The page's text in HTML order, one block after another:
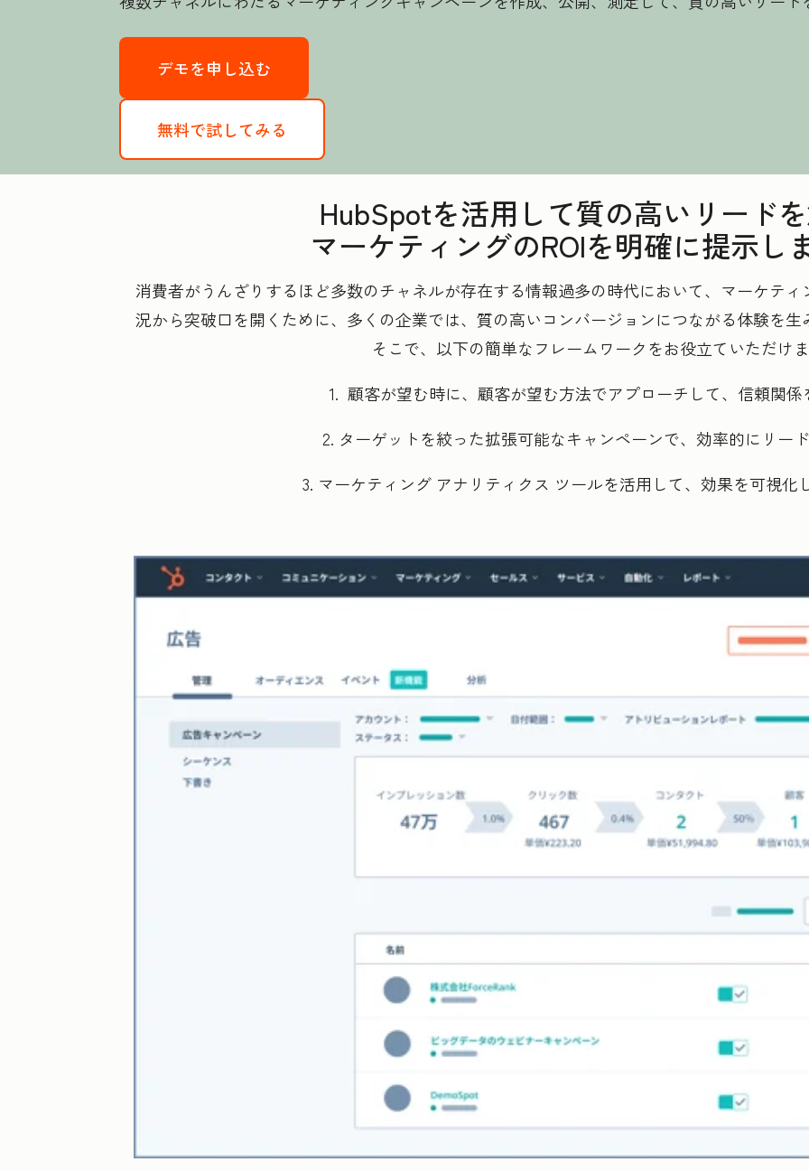
デモを申し込む
無料で試してみる
HubSpotを活用して質の高いリード
マーケティングのROIを明確に提示し
消費者がうんざりするほど多数のチャネルが存在する情報過多の時代において、マーケテ
況から突破口を開くために、多くの企業では、質の高いコンバージョンにつながる体験を
そこで、以下の簡単なフレームワークをお役立ていただけ
1. 顧客が望む時に、顧客が望む方法でアプローチして、信頼関係
2. ターゲットを絞った拡張可能なキャンペーンで、効率的にリー
3. マーケティング アナリティクス ツールを活用して、効果を可視化